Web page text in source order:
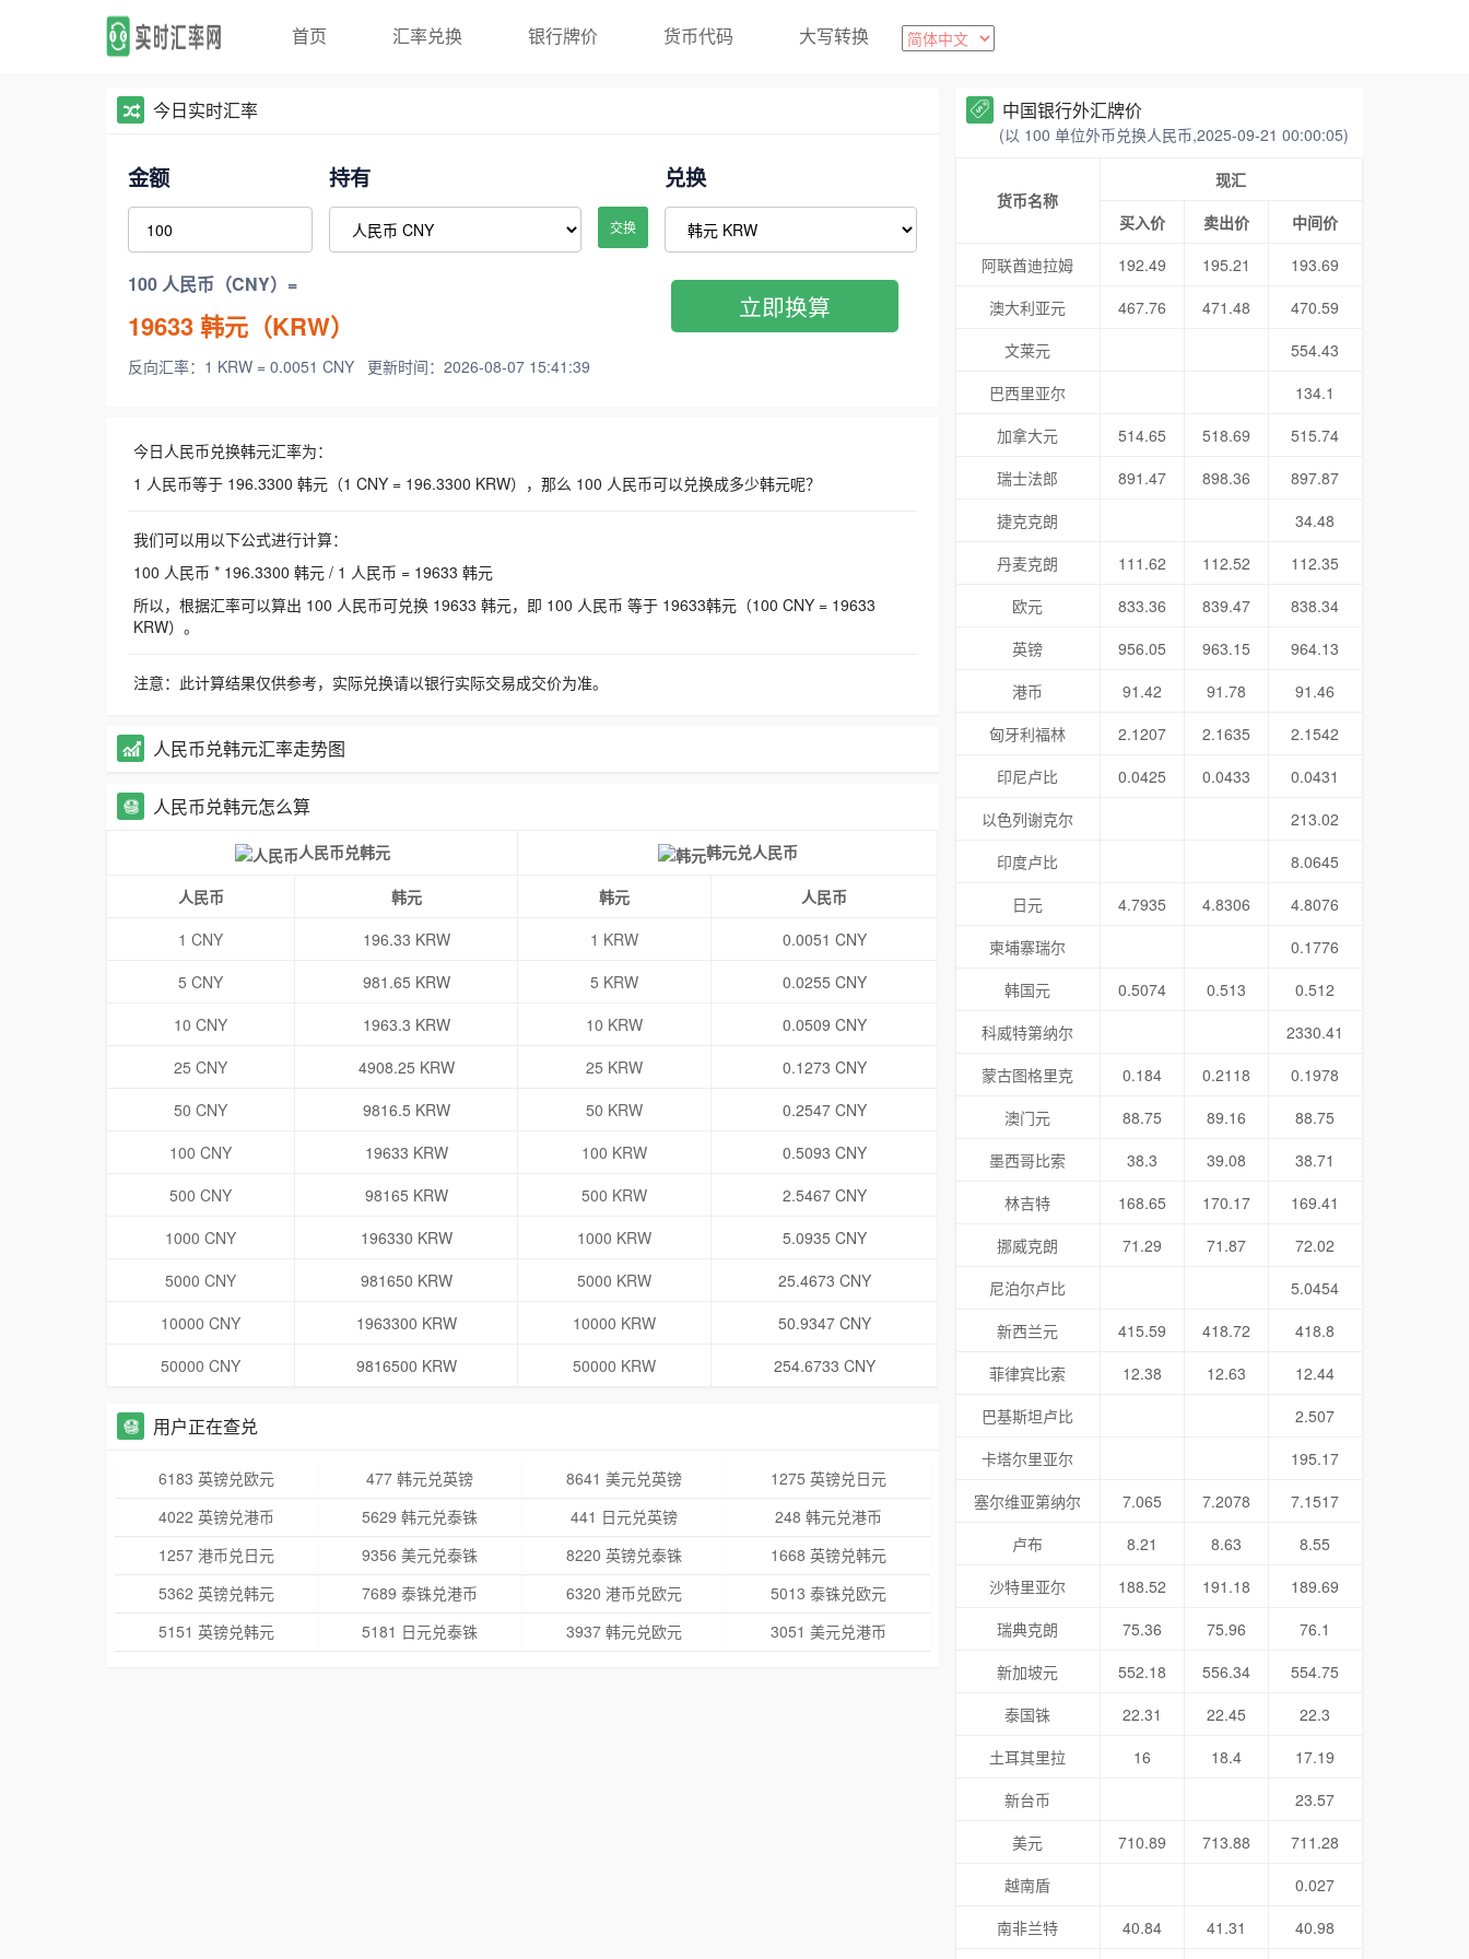
首页 汇率兑换 银行牌价 货币代码 大写转换
今日实时汇率
金额 持有
交换
兑换
100 人民币（CNY）=
19633韩元（KRW）
反向汇率：1 KRW = 0.0051 CNY 更新时间：2026-08-07 15:41:39
立即换算
今日人民币兑换韩元汇率为：
1 人民币等于 196.3300 韩元（1 CNY = 196.3300 KRW），那么 100 人民币可以兑换成多少韩元呢？
我们可以用以下公式进行计算：
100 人民币 * 196.3300 韩元 / 1 人民币 = 19633 韩元
所以，根据汇率可以算出 100 人民币可兑换 19633 韩元，即 100 人民币 等于 19633韩元（100 CNY = 19633
KRW）。
注意：此计算结果仅供参考，实际兑换请以银行实际交易成交价为准。
人民币兑韩元汇率走势图
人民币兑韩元怎么算
人民币兑韩元 韩元兑人民币
人民币 韩元 韩元
人民币
1 CNY
196.33 KRW 1 KRW
0.0051 CNY
5 CNY
981.65 KRW 5 KRW
0.0255 CNY
10 CNY
1963.3 KRW 10 KRW
0.0509 CNY
25 CNY
4908.25 KRW 25 KRW
0.1273 CNY
50 CNY
9816.5 KRW 50 KRW
0.2547 CNY
100 CNY
19633 KRW 100 KRW
0.5093 CNY
500 CNY
98165 KRW 500 KRW
2.5467 CNY
1000 CNY
196330 KRW 1000 KRW
5.0935 CNY
5000 CNY
981650 KRW 5000 KRW
25.4673 CNY
10000 CNY
1963300 KRW 10000 KRW
50.9347 CNY
50000 CNY
9816500 KRW 50000 KRW 254.6733 CNY
用户正在查兑
6183 英镑兑欧元 477 韩元兑英镑 8641 美元兑英镑
1275 英镑兑日元
4022 英镑兑港币
5629 韩元兑泰铢 441 日元兑英镑
248 韩元兑港币
1257 港币兑日元
9356 美元兑泰铢 8220 英镑兑泰铢
1668 英镑兑韩元
5362 英镑兑韩元
7689 泰铢兑港币 6320 港币兑欧元
5013 泰铢兑欧元
5151 英镑兑韩元
5181 日元兑泰铢 3937 韩元兑欧元 3051 美元兑港币
中国银行外汇牌价
(以 100 单位外币兑换人民币,2025-09-21 00:00:05)
货币名称
现汇
买入价
卖出价
中间价
阿联酋迪拉姆
192.49 195.21
193.69
澳大利亚元
467.76 471.48
470.59
文莱元
554.43
巴西里亚尔
134.1
加拿大元
514.65 518.69
515.74
瑞士法郎
891.47 898.36
897.87
捷克克朗
34.48
丹麦克朗
111.62 112.52
112.35
欧元
833.36 839.47
838.34
英镑
956.05 963.15
964.13
港币
91.42 91.78
91.46
匈牙利福林
2.1207 2.1635
2.1542
印尼卢比
0.0425 0.0433
0.0431
以色列谢克尔
213.02
印度卢比
8.0645
日元
4.7935 4.8306
4.8076
柬埔寨瑞尔
0.1776
韩国元
0.5074 0.513
0.512
科威特第纳尔
2330.41
蒙古图格里克
0.184 0.2118
0.1978
澳门元
88.75 89.16
88.75
墨西哥比索
38.3 39.08
38.71
林吉特
168.65 170.17
169.41
挪威克朗
71.29 71.87
72.02
尼泊尔卢比
5.0454
新西兰元
415.59 418.72
418.8
菲律宾比索
12.38 12.63
12.44
巴基斯坦卢比
2.507
卡塔尔里亚尔
195.17
塞尔维亚第纳尔
7.065 7.2078
7.1517
卢布
8.21 8.63
8.55
沙特里亚尔
188.52 191.18
189.69
瑞典克朗
75.36 75.96
76.1
新加坡元
552.18 556.34
554.75
泰国铢
22.31 22.45
22.3
土耳其里拉
16 18.4
17.19
新台币
23.57
美元
710.89 713.88
711.28
越南盾
0.027
南非兰特
40.84 41.31 40.98